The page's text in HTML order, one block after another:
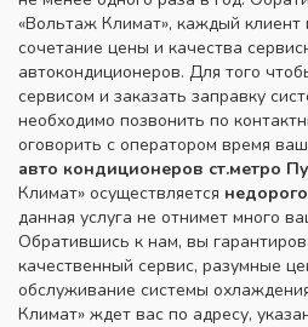
«Вольтаж Климат», каждый клиент
сочетание цены и качества
автокондиционеров. Для того
сервисом и заказать заправку
необходимо позвонить по
оговорить с оператором время
авто кондиционеров ст.метро
Климат» осуществляется недорого
данная услуга не отнимет много
Обратившись к нам, вы
качественный сервис, разумные
обслуживание системы
Климат» ждет вас по адресу,